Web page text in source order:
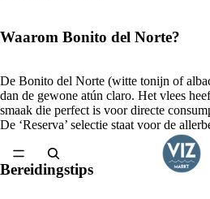
Waarom Bonito del Norte?
De Bonito del Norte (witte tonijn of
dan de gewone atún claro. Het vlees
smaak die perfect is voor directe
De ‘Reserva’ selectie staat voor de
Bereidingstips